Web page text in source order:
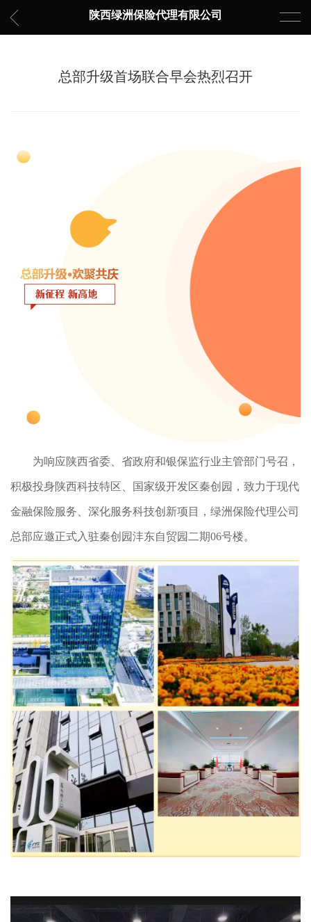
陕西绿洲保险代理有限公司
总部升级首场联合早会热烈召开
为响应陕西省委、省政府和银保监行业主管部门号召，
积极投身陕西科技特区、国家级开发区秦创园，致力于现代
金融保险服务、深化服务科技创新项目，绿洲保险代理公司
总部应邀正式入驻秦创园沣东自贸园二期06号楼。